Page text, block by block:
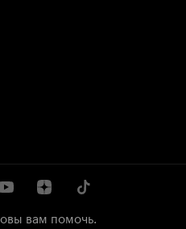
вам помочь.